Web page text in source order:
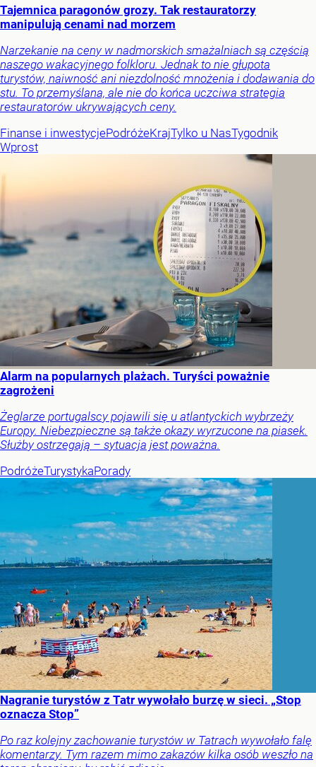
Tajemnica paragonów grozy. Tak restauratorzy
manipulują cenami nad morzem
Narzekanie na ceny w nadmorskich smażalniach są częścią
naszego wakacyjnego folkloru. Jednak to nie głupota
turystów, naiwność ani niezdolność mnożenia i dodawania do
stu. To przemyślana, ale nie do końca uczciwa strategia
restauratorów ukrywających ceny.
Finanse i inwestycjePodróżeKrajTylko u NasTygodnik
Wprost
Alarm na popularnych plażach. Turyści poważnie
zagrożeni
Żeglarze portugalscy pojawili się u atlantyckich wybrzeży
Europy. Niebezpieczne są także okazy wyrzucone na piasek.
Służby ostrzegają – sytuacja jest poważna.
PodróżeTurystykaPorady
Nagranie turystów z Tatr wywołało burzę w sieci. „Stop
oznacza Stop”
Po raz kolejny zachowanie turystów w Tatrach wywołało falę
komentarzy. Tym razem mimo zakazów kilka osób weszło na